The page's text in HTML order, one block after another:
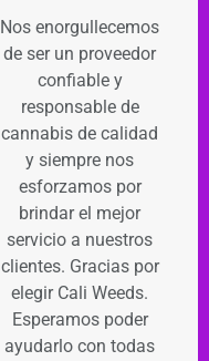
Nos enorgullecemos
de ser un proveedor
confiable y
responsable de
cannabis de calidad
y siempre nos
esforzamos por
brindar el mejor
servicio a nuestros
clientes. Gracias por
elegir Cali Weeds.
Esperamos poder
ayudarlo con todas